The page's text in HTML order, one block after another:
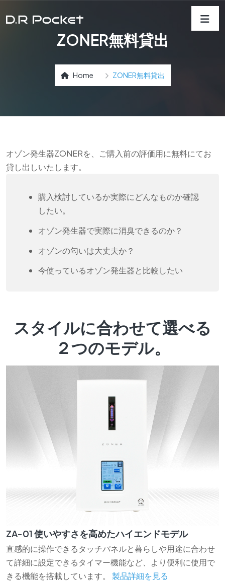
ZONER無料貸出
Home ZONER無料貸出
オゾン発生器ZONERを、ご購入前の評価用に無料にてお
貸し出しいたします。
購入検討しているか実際にどんなものか確認
したい。
オゾン発生器で実際に消臭できるのか？
オゾンの匂いは大丈夫か？
今使っているオゾン発生器と比較したい
スタイルに合わせて選べる
２つのモデル。
ZA-01 使いやすさを高めたハイエンドモデル
直感的に操作できるタッチパネルと暮らしや用途に合わせ
て詳細に設定できるタイマー機能など、より便利に使用で
きる機能を搭載しています。 製品詳細を見る